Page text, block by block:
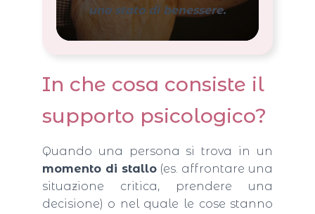
uno stato di benessere.
In che cosa consiste il
supporto psicologico?
Quando una persona si trova in un
momento di stallo(es. affrontare una
situazione critica, prendere una
decisione) o nel quale le cose stanno